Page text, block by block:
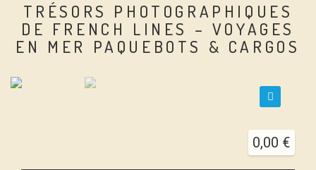
TRÉSORS PHOTOGRAPHIQUES
DE FRENCH LINES – VOYAGES
EN MER PAQUEBOTS & CARGOS
0,00 €